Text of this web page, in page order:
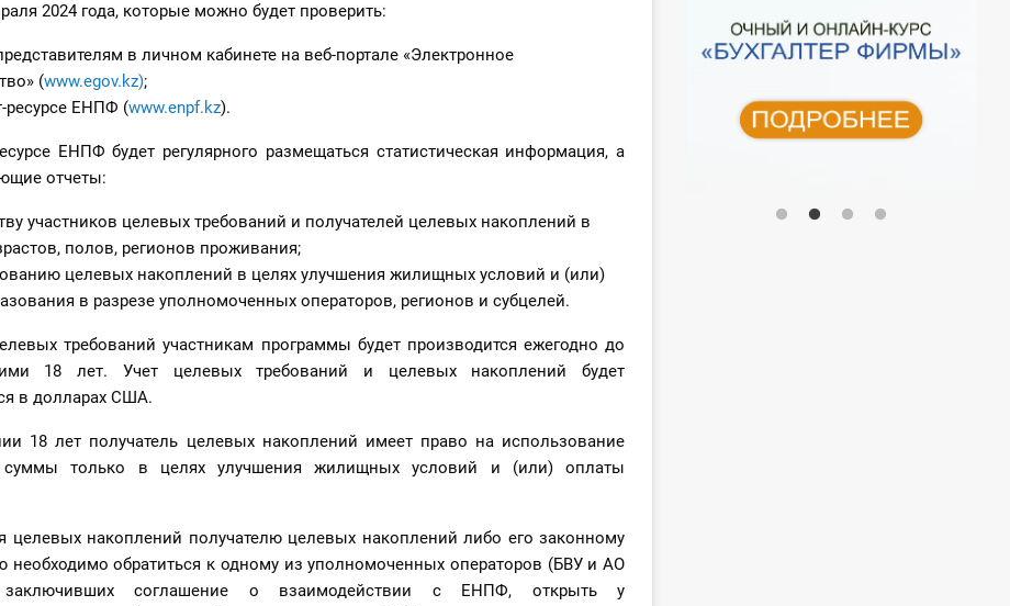
2024 года, которые можно будет проверить:
в личном кабинете на веб-портале «Электронное
(www.egov.kz);
ресурсе ЕНПФ (www.enpf.kz).
ЕНПФ будет регулярного размещаться статистическая информация, а
отчеты:
участников целевых требований и получателей целевых накоплений в
полов, регионов проживания;
целевых накоплений в целях улучшения жилищных условий и (или)
в разрезе уполномоченных операторов, регионов и субцелей.
требований участникам программы будет производится ежегодно до
18 лет. Учет целевых требований и целевых накоплений будет
в долларах США.
18 лет получатель целевых накоплений имеет право на использование
суммы только в целях улучшения жилищных условий и (или) оплаты
целевых накоплений получателю целевых накоплений либо его законному
необходимо обратиться к одному из уполномоченных операторов (БВУ и АО
заключивших соглашение о взаимодействии с ЕНПФ, открыть у